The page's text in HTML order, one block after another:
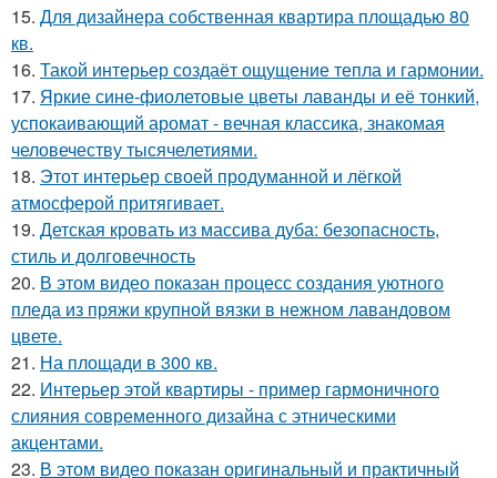
15. Для дизайнера собственная квартира площадью 80
кв.
16. Такой интерьер создаёт ощущение тепла и гармонии.
17. Яркие сине-фиолетовые цветы лаванды и её тонкий,
успокаивающий аромат - вечная классика, знакомая
человечеству тысячелетиями.
18. Этот интерьер своей продуманной и лёгкой
атмосферой притягивает.
19. Детская кровать из массива дуба: безопасность,
стиль и долговечность
20. В этом видео показан процесс создания уютного
пледа из пряжи крупной вязки в нежном лавандовом
цвете.
21. На площади в 300 кв.
22. Интерьер этой квартиры - пример гармоничного
слияния современного дизайна с этническими
акцентами.
23. В этом видео показан оригинальный и практичный